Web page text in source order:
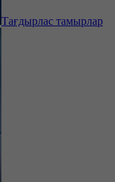
Тағдырлас тамырлар